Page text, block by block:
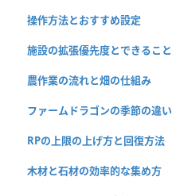
操作方法とおすすめ設定
施設の拡張優先度とできること
農作業の流れと畑の仕組み
ファームドラゴンの季節の違い
RPの上限の上げ方と回復方法
木材と石材の効率的な集め方